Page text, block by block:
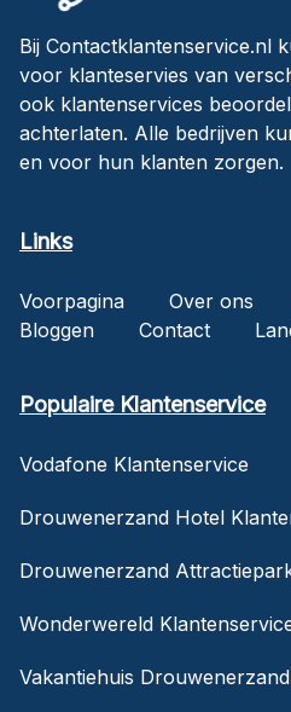
Bij Contactklantenservice.nl
voor klanteservies van
ook klantenservices
achterlaten. Alle bedrijven
en voor hun klanten zorgen.
Links
Voorpagina Over ons
Bloggen
Contact
Populaire Klantenservice
Vodafone Klantenservice
Drouwenerzand Hotel
Drouwenerzand
Wonderwereld
Vakantiehuis